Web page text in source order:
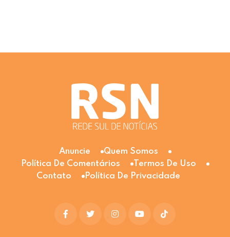
Anuncie
Quem Somos
Política De Comentários
Termos De Uso
Contato
Política De Privacidade